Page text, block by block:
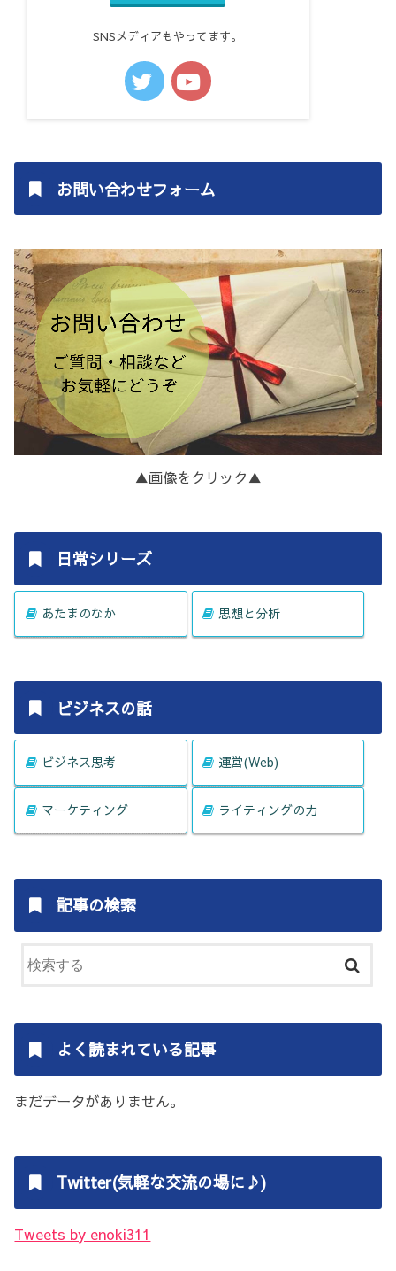
SNSメディアもやってます。
お問い合わせフォーム
▲画像をクリック▲
日常シリーズ
あたまのなか 思想と分析
ビジネスの話
ビジネス思考 運営(Web)
マーケティング ライティングの力
記事の検索
よく読まれている記事
まだデータがありません。
Twitter(気軽な交流の場に♪)
Tweets by enoki311